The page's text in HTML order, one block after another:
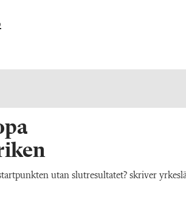
utan slutresultatet? skriver